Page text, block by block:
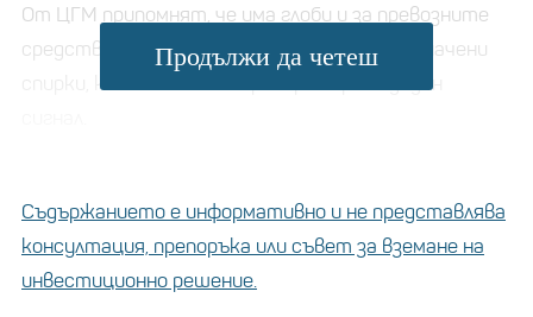
От ЦГМ припомнят, че има глоби и за превозните
средства, които не спират на всички обозначени
спирки, като се налага проверка при подаден
Продължи да четеш
Съдържанието е информативно и не представлява
консултация, препоръка или съвет за вземане на
инвестиционно решение.